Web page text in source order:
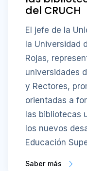
del CRUCH
El jefe de la
la Universidad
Rojas,
universidades
y Rectores,
orientadas a
las bibliotecas
los nuevos
Educación
Saber más